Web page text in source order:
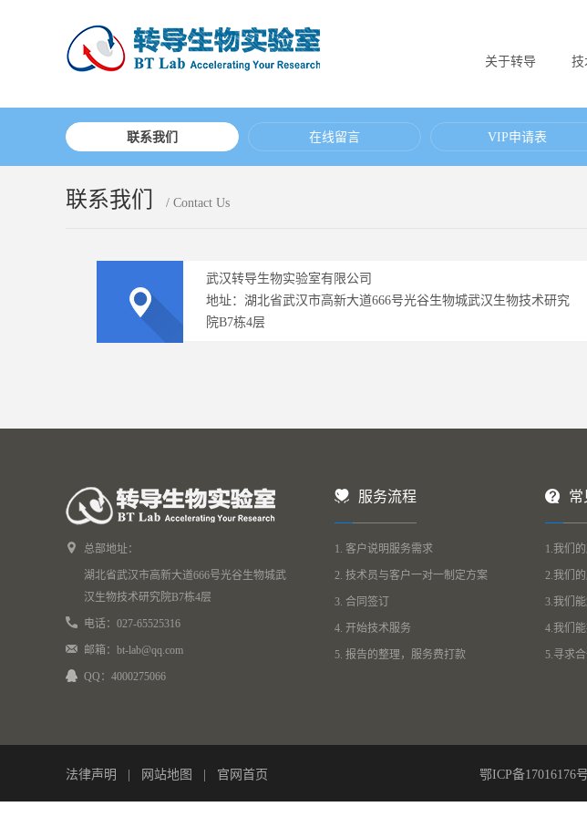
关于转导 技
联系我们 在线留言 VIP申请表
联系我们 / Contact Us
武汉转导生物实验室有限公司
地址：湖北省武汉市高新大道666号光谷生物城武汉生物技术研究
院B7栋4层
总部地址：
湖北省武汉市高新大道666号光谷生物城武
汉生物技术研究院B7栋4层
电话：027-65525316
邮箱：bt-lab@qq.com
QQ：4000275066
服务流程
1. 客户说明服务需求
2. 技术员与客户一对一制定方案
3. 合同签订
4. 开始技术服务
5. 报告的整理，服务费打款
常
1.我们
2.我们
3.我们
4.我们
5.寻求
法律声明 网站地图 官网首页 鄂ICP备17016176